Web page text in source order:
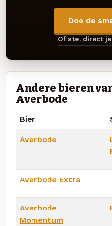
Doe de
Of stel direct
Andere bieren
Averbode
Bier
Averbode
Averbode Extra
Averbode
Momentum